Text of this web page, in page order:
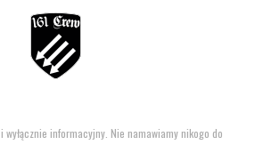
informacyjny. Nie namawiamy nikogo do